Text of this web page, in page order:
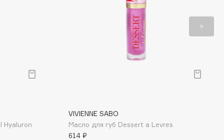
Hyaluron
VIVIENNE SABO
Масло для губ Dessert a Levres
614 ₽